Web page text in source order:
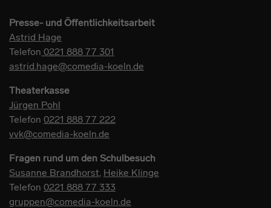
Presse- und Öffentlichkeitsarbeit
Astrid Hage
Telefon 0221 888 77 301
astrid.hage@comedia-koeln.de
Theaterkasse
Jürgen Pohl
Telefon 0221 888 77 222
vvk@comedia-koeln.de
Fragen rund um den Schulbesuch
Susanne Brandhorst Heike Klinge
Telefon 0221 888 77 333
gruppen@comedia-koeln.de